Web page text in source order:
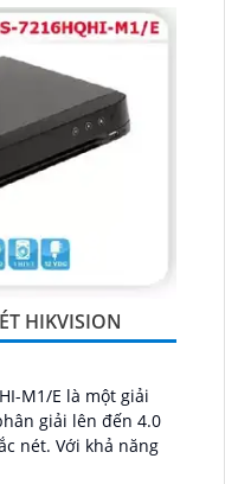
HIKVISION
M1/E là một giải
giải lên đến 4.0
năng